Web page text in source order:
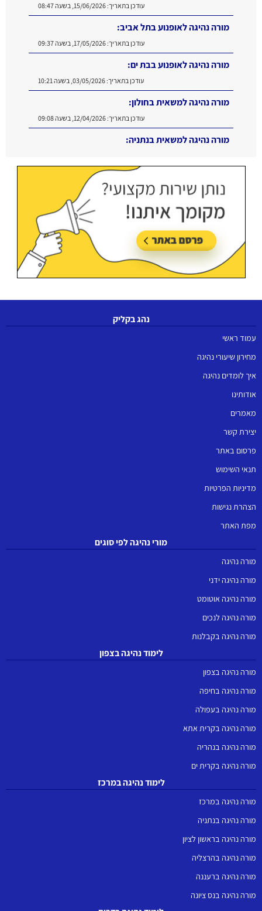
עודכן בתאריך:15/06/2026, בשעה 08:47
מורה נהיגה לאופנוע בתל אביב:
עודכן בתאריך:17/05/2026, בשעה 09:37
מורה נהיגה לאופנוע בבת ים:
עודכן בתאריך:03/05/2026, בשעה 10:21
מורה נהיגה למשאית בחולון:
עודכן בתאריך:12/04/2026, בשעה 09:08
מורה נהיגה למשאית בנתניה:
נהג בקליק
עמוד ראשי
מחירון שיעורי נהיגה
איך לומדים נהיגה
אודותינו
מאמרים
יצירת קשר
פרסום באתר
תנאי השימוש
מדיניות הפרטיות
הצהרת נגישות
מפת האתר
מורי נהיגה לפי סוגים
מורה נהיגה
מורה נהיגה ידני
מורה נהיגה אוטומט
מורה נהיגה לנכים
מורה נהיגה בקבלנות
לימוד נהיגה בצפון
מורה נהיגה בצפון
מורה נהיגה בחיפה
מורה נהיגה בעפולה
מורה נהיגה בקרית אתא
מורה נהיגה בנהריה
מורה נהיגה בקרית ים
לימוד נהיגה במרכז
מורה נהיגה במרכז
מורה נהיגה בנתניה
מורה נהיגה בראשון לציון
מורה נהיגה בהרצליה
מורה נהיגה ברעננה
מורה נהיגה בנס ציונה